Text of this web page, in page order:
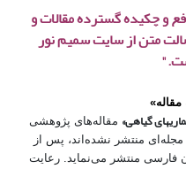
و چکیده گسترده مقالات و
متن از سایت سمیم نور
مقاله»
گیاهی» مقاله‌های پژوهشی
مجله‌ای منتشر نشده‌اند، پس از
فارسی منتشر می‌نماید. رعایت